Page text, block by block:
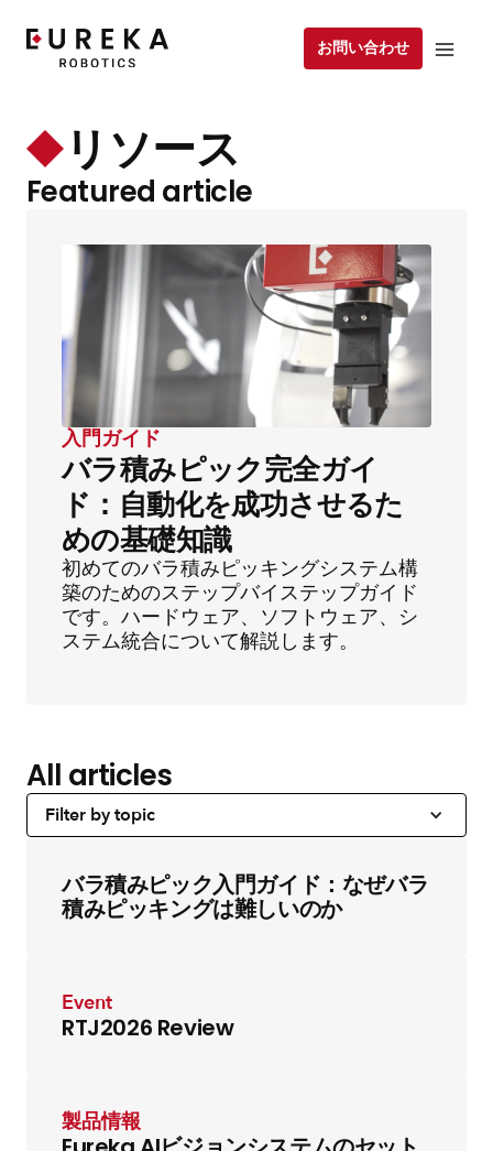
お問い合わせ
リソース
Featured article
入門ガイド
バラ積みピック完全ガイ
ド：自動化を成功させるた
めの基礎知識
初めてのバラ積みピッキングシステム構
築のためのステップバイステップガイド
です。ハードウェア、ソフトウェア、シ
ステム統合について解説します。
All articles
Filter by topic
バラ積みピック入門ガイド：なぜバラ
積みピッキングは難しいのか
Event
RTJ2026 Review
製品情報